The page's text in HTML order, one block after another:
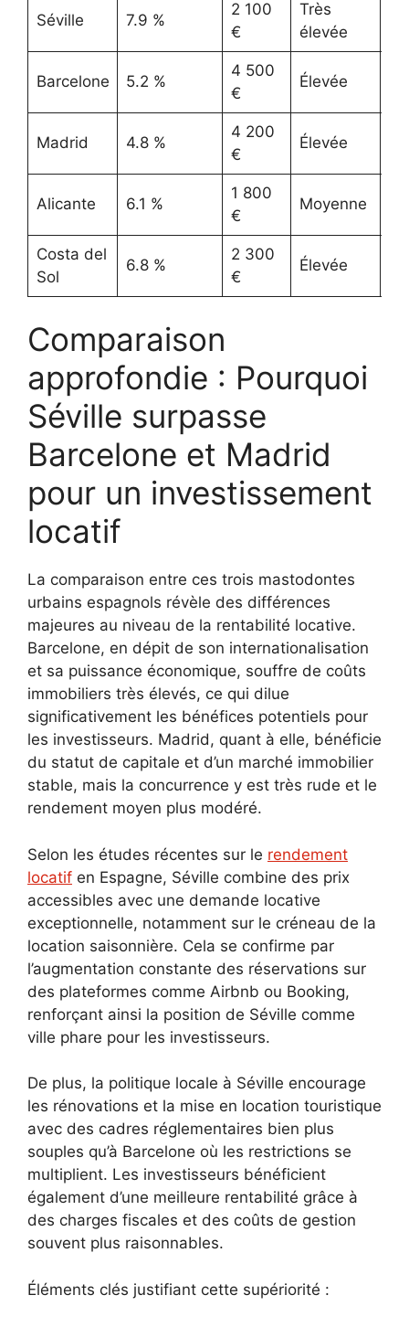
Séville 7.9 %
2 100
€
Très
élevée
Barcelone 5.2 %
4 500
€
Élevée
Madrid 4.8 %
4 200
€
Élevée
Alicante 6.1 %
1 800
€
Moyenne
Costa del
Sol
6.8 %
2 300
€
Élevée
Comparaison
approfondie : Pourquoi
Séville surpasse
Barcelone et Madrid
pour un investissement
locatif
La comparaison entre ces trois mastodontes
urbains espagnols révèle des différences
majeures au niveau de la rentabilité locative.
Barcelone, en dépit de son internationalisation
et sa puissance économique, souffre de coûts
immobiliers très élevés, ce qui dilue
significativement les bénéfices potentiels pour
les investisseurs. Madrid, quant à elle, bénéficie
du statut de capitale et d’un marché immobilier
stable, mais la concurrence y est très rude et le
rendement moyen plus modéré.
Selon les études récentes sur le rendement
locatif en Espagne, Séville combine des prix
accessibles avec une demande locative
exceptionnelle, notamment sur le créneau de la
location saisonnière. Cela se confirme par
l’augmentation constante des réservations sur
des plateformes comme Airbnb ou Booking,
renforçant ainsi la position de Séville comme
ville phare pour les investisseurs.
De plus, la politique locale à Séville encourage
les rénovations et la mise en location touristique
avec des cadres réglementaires bien plus
souples qu’à Barcelone où les restrictions se
multiplient. Les investisseurs bénéficient
également d’une meilleure rentabilité grâce à
des charges fiscales et des coûts de gestion
souvent plus raisonnables.
Éléments clés justifiant cette supériorité :